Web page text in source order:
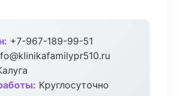
+7-967-189-99-51
Круглосуточно